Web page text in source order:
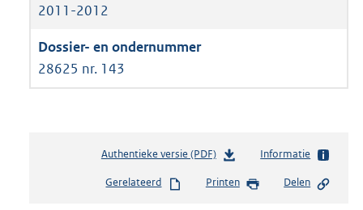
2011-2012
28625 nr. 143
Authentieke versie (PDF)b
s
Informatie
Gerelateerd Printen Delen